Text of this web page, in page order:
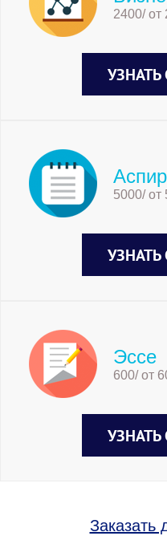
2400/ от
5000/ от
Эссе
600/ от
Заказать